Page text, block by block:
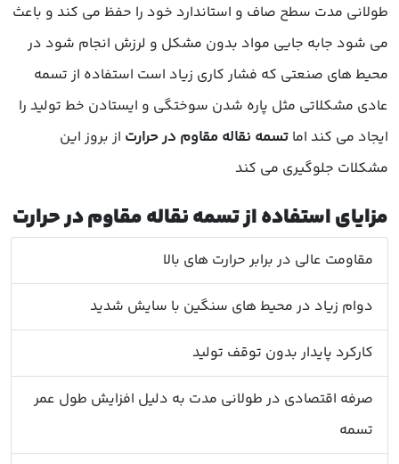
طولانی مدت سطح صاف و استاندارد خود را حفظ می کند و باعث
می شود جابه جایی مواد بدون مشکل و لرزش انجام شود در
محیط های صنعتی که فشار کاری زیاد است استفاده از تسمه
عادی مشکلاتی مثل پاره شدن سوختگی و ایستادن خط تولید را
ایجاد می کند اما تسمه نقاله مقاوم در حرارت از بروز این
مشکلات جلوگیری می کند
مزایای استفاده از تسمه نقاله مقاوم در حرارت
مقاومت عالی در برابر حرارت های بالا
دوام زیاد در محیط های سنگین با سایش شدید
کارکرد پایدار بدون توقف تولید
صرفه اقتصادی در طولانی مدت به دلیل افزایش طول عمر
تسمه